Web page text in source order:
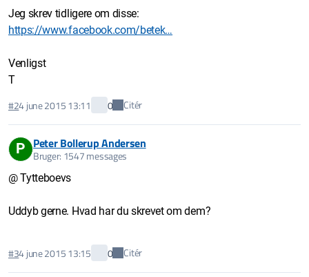
Jeg skrev tidligere om disse:
https://www.facebook.com/betek…
Venligst
T
#24 june 2015 13:11 0 Citér
P Peter Bollerup Andersen
Bruger: 1547 messages
@ Tytteboevs
Uddyb gerne. Hvad har du skrevet om dem?
#34 june 2015 13:15 0 Citér